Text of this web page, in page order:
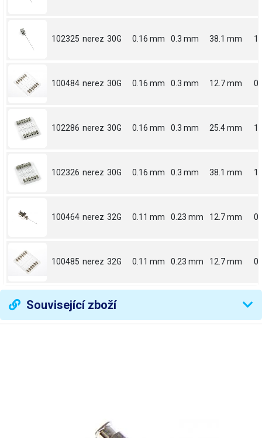
102325 nerez 30G 0.16 mm 0.3 mm 38.1 mm
100484 nerez 30G 0.16 mm 0.3 mm 12.7 mm
102286 nerez 30G 0.16 mm 0.3 mm 25.4 mm 1
102326 nerez 30G 0.16 mm 0.3 mm 38.1 mm
100464 nerez 32G 0.11 mm 0.23 mm 12.7 mm
100485 nerez 32G 0.11 mm 0.23 mm 12.7 mm
Související zboží